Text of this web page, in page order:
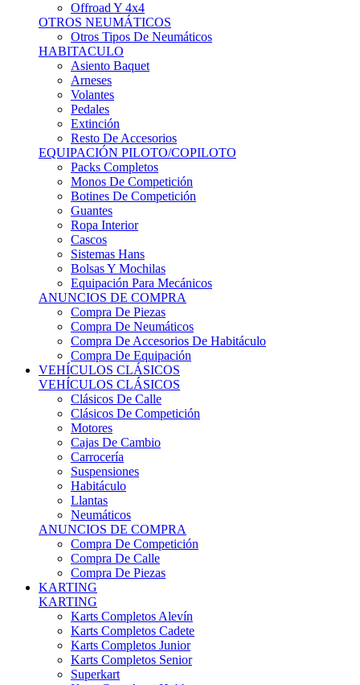
Otros Tipos De Neumáticos
HABITACULO
Asiento Baquet
Arneses
Volantes
Pedales
Extinción
Resto De Accesorios
EQUIPACIÓN PILOTO/COPILOTO
Packs Completos
Monos De Competición
Botines De Competición
Guantes
Ropa Interior
Cascos
Sistemas Hans
Bolsas Y Mochilas
Equipación Para Mecánicos
ANUNCIOS DE COMPRA
Compra De Piezas
Compra De Neumáticos
Compra De Accesorios De Habitáculo
Compra De Equipación
VEHÍCULOS CLÁSICOS
VEHÍCULOS CLÁSICOS
Clásicos De Calle
Clásicos De Competición
Motores
Cajas De Cambio
Carrocería
Suspensiones
Habitáculo
Llantas
Neumáticos
ANUNCIOS DE COMPRA
Compra De Competición
Compra De Calle
Compra De Piezas
KARTING
KARTING
Karts Completos Alevín
Karts Completos Cadete
Karts Completos Junior
Karts Completos Senior
Superkart
Karts Completos Hobbye